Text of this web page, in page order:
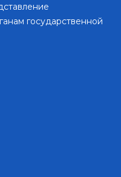
государственной